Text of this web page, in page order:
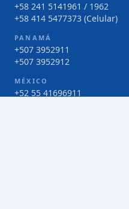
+58 241 5141961 / 1962
+58 414 5477373 (Celular)
PANAMÁ
+507 3952911
+507 3952912
MÉXICO
+52 55 41696911